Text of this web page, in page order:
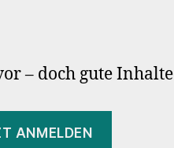
– doch gute
ANMELDEN